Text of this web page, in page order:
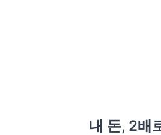
내 돈, 2배